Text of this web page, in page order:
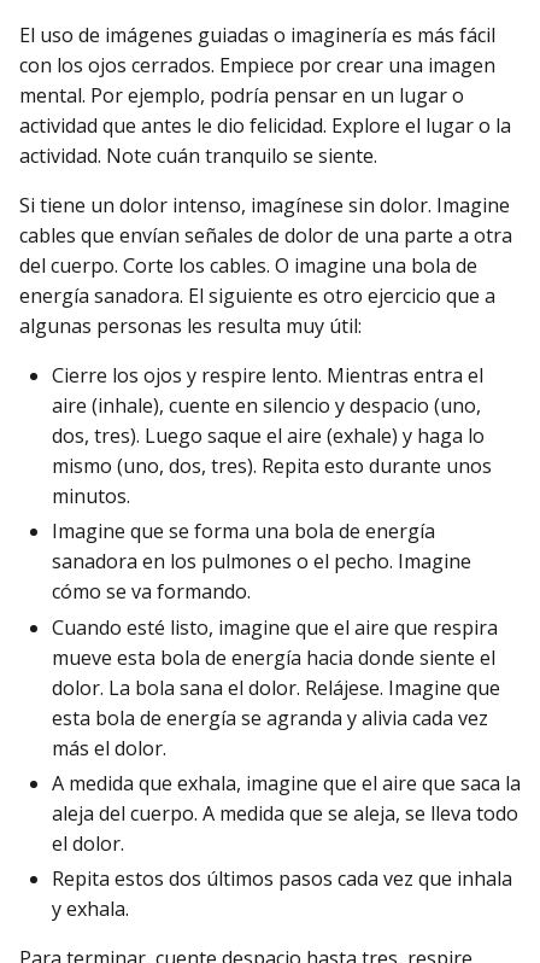
El uso de imágenes guiadas o imaginería es más fácil
con los ojos cerrados. Empiece por crear una imagen
mental. Por ejemplo, podría pensar en un lugar o
actividad que antes le dio felicidad. Explore el lugar o la
actividad. Note cuán tranquilo se siente.
Si tiene un dolor intenso, imagínese sin dolor. Imagine
cables que envían señales de dolor de una parte a otra
del cuerpo. Corte los cables. O imagine una bola de
energía sanadora. El siguiente es otro ejercicio que a
algunas personas les resulta muy útil:
Cierre los ojos y respire lento. Mientras entra el
aire (inhale), cuente en silencio y despacio (uno,
dos, tres). Luego saque el aire (exhale) y haga lo
mismo (uno, dos, tres). Repita esto durante unos
minutos.
Imagine que se forma una bola de energía
sanadora en los pulmones o el pecho. Imagine
cómo se va formando.
Cuando esté listo, imagine que el aire que respira
mueve esta bola de energía hacia donde siente el
dolor. La bola sana el dolor. Relájese. Imagine que
esta bola de energía se agranda y alivia cada vez
más el dolor.
A medida que exhala, imagine que el aire que saca la
aleja del cuerpo. A medida que se aleja, se lleva todo
el dolor.
Repita estos dos últimos pasos cada vez que inhala
y exhala.